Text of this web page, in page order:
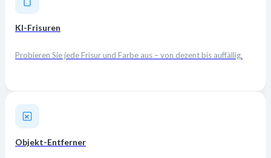
KI-Frisuren
Probieren Sie jede Frisur und Farbe aus – von dezent bis auffällig.
Objekt-Entferner